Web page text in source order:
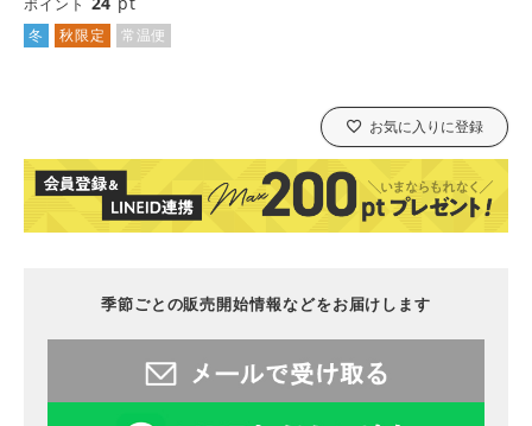
冬 秋限定 常温便
お気に入りに登録
季節ごとの販売開始情報などをお届けします